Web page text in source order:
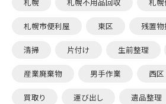
札幌市便利屋 東区 残置
清掃 片付け 生前整理
産業廃棄物 男手作業 西区
買取り 運び出し 遺品整理